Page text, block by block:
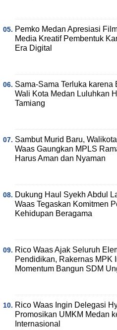
Pemko Medan Apresiasi
Media Kreatif Pembentuk
Era Digital
Sama-Sama Terluka karena
Wali Kota Medan Luluhkan
Tamiang
Sambut Murid Baru,
Waas Gaungkan MPLS
Harus Aman dan Nyaman
Dukung Haul Syekh Abdul
Waas Tegaskan Komitmen
Kehidupan Beragama
Rico Waas Ajak Seluruh
Pendidikan, Rakernas MPK
Momentum Bangun SDM
Rico Waas Ingin Delegasi
Promosikan UMKM Medan
Internasional